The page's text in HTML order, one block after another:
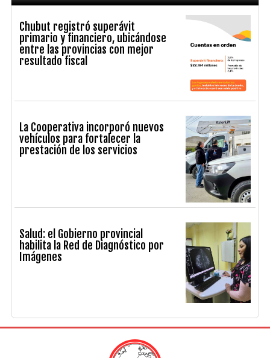
Chubut registró superávit
primario y financiero, ubicándose
entre las provincias con mejor
resultado fiscal
La Cooperativa incorporó nuevos
vehículos para fortalecer la
prestación de los servicios
Salud: el Gobierno provincial
habilita la Red de Diagnóstico por
Imágenes